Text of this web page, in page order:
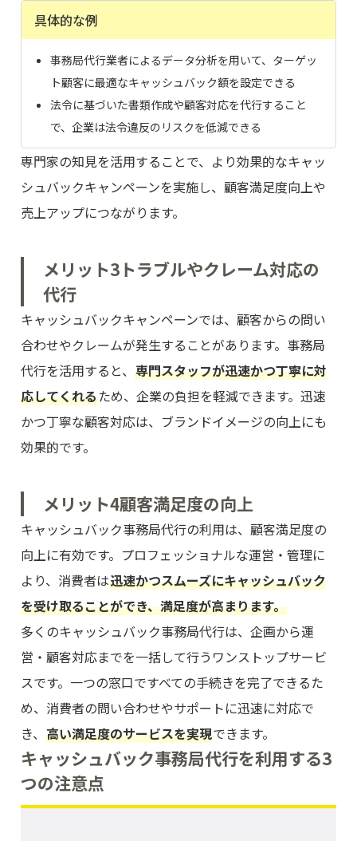
具体的な例
事務局代行業者によるデータ分析を用いて、ターゲッ
ト顧客に最適なキャッシュバック額を設定できる
法令に基づいた書類作成や顧客対応を代行すること
で、企業は法令違反のリスクを低減できる
専門家の知見を活用することで、より効果的なキャッ
シュバックキャンペーンを実施し、顧客満足度向上や
売上アップにつながります。
メリット3 トラブルやクレーム対応の
代行
キャッシュバックキャンペーンでは、顧客からの問い
合わせやクレームが発生することがあります。事務局
代行を活用すると、専門スタッフが迅速かつ丁寧に対
応してくれるため、企業の負担を軽減できます。迅速
かつ丁寧な顧客対応は、ブランドイメージの向上にも
効果的です。
メリット4顧客満足度の向上
キャッシュバック事務局代行の利用は、顧客満足度の
向上に有効です。プロフェッショナルな運営・管理に
より、消費者は迅速かつスムーズにキャッシュバック
を受け取ることができ、満足度が高まります。
多くのキャッシュバック事務局代行は、企画から運
営・顧客対応までを一括して行うワンストップサービ
スです。一つの窓口ですべての手続きを完了できるた
め、消費者の問い合わせやサポートに迅速に対応で
き、高い満足度のサービスを実現できます。
キャッシュバック事務局代行を利用する3
つの注意点